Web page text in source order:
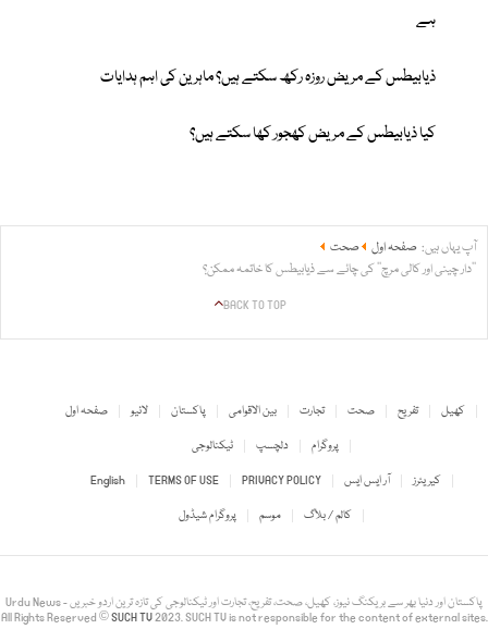
ہے
ذیابیطس کے مریض روزہ رکھ سکتے ہیں؟ ماہرین کی اہم ہدایات
کیا ذیابیطس کے مریض کھجور کھا سکتے ہیں؟
آپ یہاں ہیں: صفحہ اول
صحت
’’دار چینی اور کالی مرچ‘‘ کی چائے سے ذیابیطس کا خاتمہ ممکن؟
BACK TO TOP
صفحہ اول لائیو پاکستان بین الاقوامی تجارت صحت تفریح
کھیل
ٹیکنالوجی
دلچسپ
پروگرام
English
TERMS OF USE PRIVACY POLICY آر ایس ایس
کیریئرز
پروگرام شیڈول
موسم کالم / بلاگ
Urdu News - پاکستان اور دنیا بھر سے بریکنگ نیوز، کھیل، صحت، تفریح، تجارت اور ٹیکنالوجی کی تازہ ترین اردو خبریں
All Rights Reserved ©SUCH TV2023. SUCH TV is not responsible for the content of external sites.